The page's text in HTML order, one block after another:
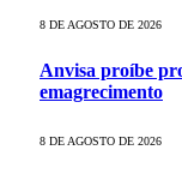
8 DE AGOSTO DE 2026
Anvisa proíbe
emagrecimento
8 DE AGOSTO DE 2026